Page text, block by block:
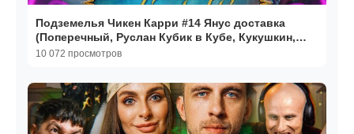
Подземелья Чикен Карри #14 Янус доставка
(Поперечный, Руслан Кубик в Кубе, Кукушкин,
BRB, Гудков)
10 072 просмотров